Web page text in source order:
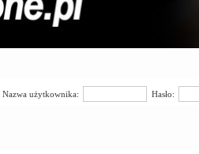
Nazwa użytkownika: Hasło: